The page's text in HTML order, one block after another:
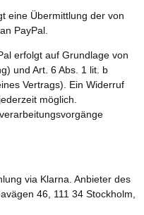
eine Übermittlung der von
PayPal.
erfolgt auf Grundlage von
und Art. 6 Abs. 1 lit. b
Vertrags). Ein Widerruf
möglich.
via Klarna. Anbieter des
46, 111 34 Stockholm,